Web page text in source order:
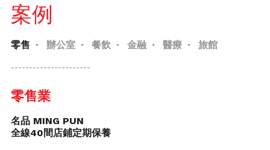
案例
零售 辦公室 餐飲 金融 醫療 旅館
----------------------
零售業
名品 MING PUN
全線40間店鋪定期保養